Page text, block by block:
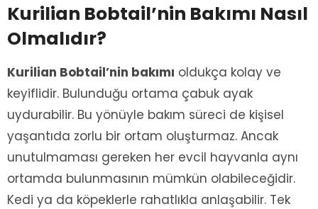
Kurilian Bobtail’nin Bakımı Nasıl
Olmalıdır?
Kurilian Bobtail’nin bakımı oldukça kolay ve
keyiflidir. Bulunduğu ortama çabuk ayak
uydurabilir. Bu yönüyle bakım süreci de kişisel
yaşantıda zorlu bir ortam oluşturmaz. Ancak
unutulmaması gereken her evcil hayvanla aynı
ortamda bulunmasının mümkün olabileceğidir.
Kedi ya da köpeklerle rahatlıkla anlaşabilir. Tek